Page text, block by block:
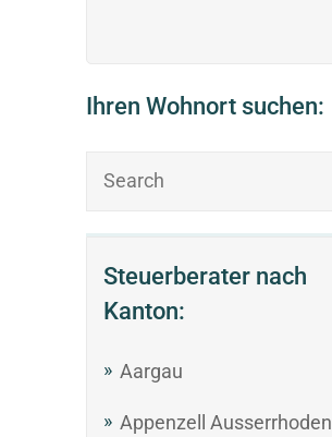
Ihren Wohnort suchen:
Steuerberater nach
Kanton:
Aargau
Appenzell Ausserrhoden